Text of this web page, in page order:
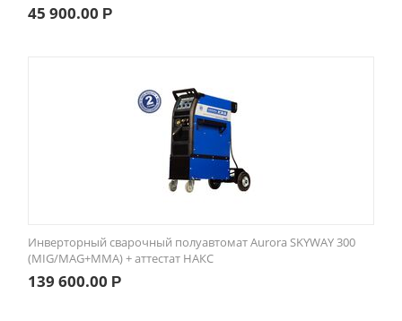
45 900.00 Р
Инверторный сварочный полуавтомат Aurora SKYWAY 300
(MIG/MAG+MMA) + аттестат НАКС
139 600.00 Р